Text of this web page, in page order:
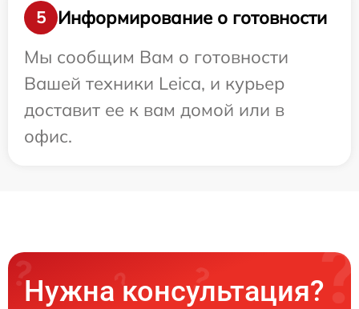
5
Информирование о готовности
Мы сообщим Вам о готовности
Вашей техники Leica, и курьер
доставит ее к вам домой или в
офис.
Нужна консультация?